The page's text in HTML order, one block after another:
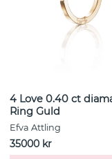
4 Love 0.40 ct
Ring Guld
Efva Attling
35000 kr